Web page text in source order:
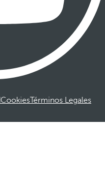
CookiesTérminos Legales